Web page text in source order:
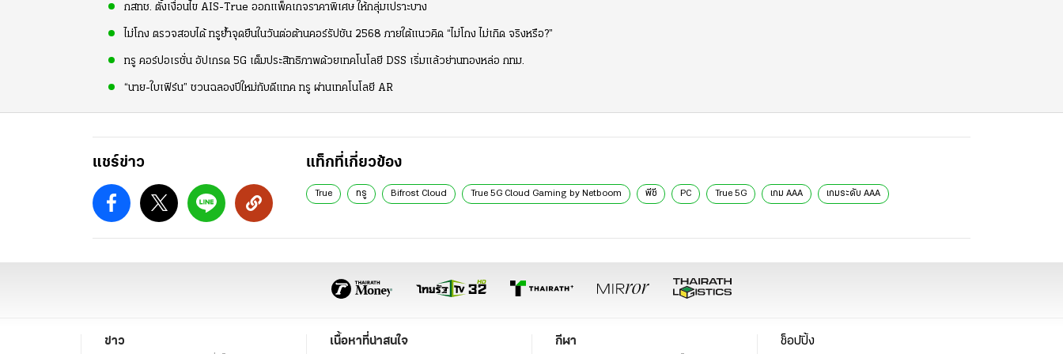
กสทช. ตั้งเงื่อนไข AIS-True ออกแพ็คเกจราคาพิเศษ ให้กลุ่มเปราะบาง
ไม่โกง ตรวจสอบได้ ทรูย้ำจุดยืนในวันต่อต้านคอร์รัปชัน 2568 ภายใต้แนวคิด “ไม่โกง ไม่เกิด จริงหรือ?”
ทรู คอร์ปอเรชั่น อัปเกรด 5G เต็มประสิทธิภาพด้วยเทคโนโลยี DSS เริ่มแล้วย่านทองหล่อ กทม.
“นาย-ใบเฟิร์น” ชวนฉลองปีใหม่กับดีแทค ทรู ผ่านเทคโนโลยี AR
แชร์ข่าว แท็กที่เกี่ยวข้อง
True ทรู Bifrost Cloud True 5G Cloud Gaming by Netboom พีซี PC True 5G เกม AAA เกมระดับ AAA
ข่าว เนื้อหาที่น่าสนใจ กีฬา ช็อปปิ้ง